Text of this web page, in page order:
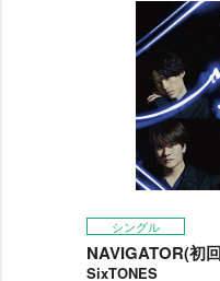
シングル
NAVIGATOR(初
SixTONES